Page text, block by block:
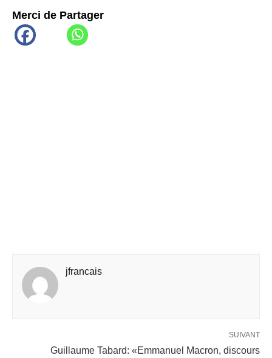
Merci de Partager
jfrancais
SUIVANT
Guillaume Tabard: «Emmanuel Macron, discours